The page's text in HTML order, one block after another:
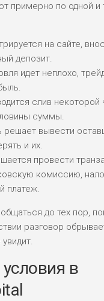
примерно по одной
на сайте,
депозит.
идет неплохо,
слив некоторой
суммы.
решает вывести
и их.
провести
комиссию,
платеж.
до тех пор,
разговор
в